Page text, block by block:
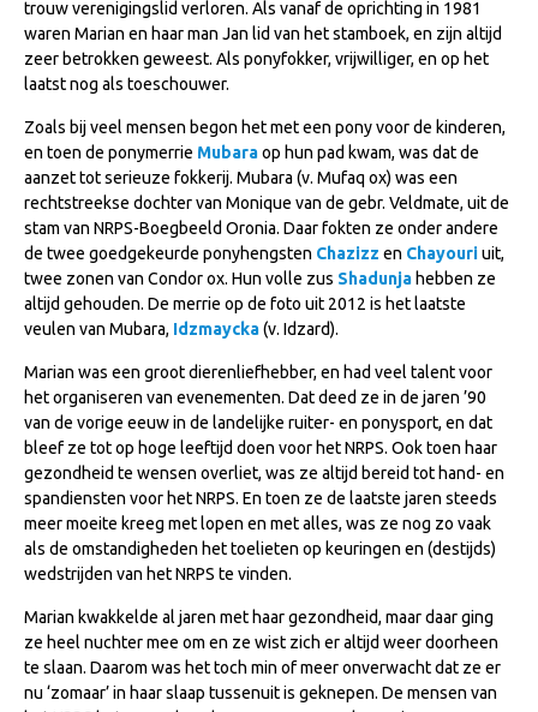
NRPS Select Sale
NRPS Keuringen
Regionale Keuringen
Nationale Keuring
Late Veulenkeuring
ABOP
Sport
Dutch Pony Championship
Evenementen
Arabian Horse Events
Arabissimo
Veulenregistratie
Zoek een NRPS paard
PEDIGREE ONLINE
trouw verenigingslid verloren. Als vanaf de oprichting in 1981
waren Marian en haar man Jan lid van het stamboek, en zijn altijd
zeer betrokken geweest. Als ponyfokker, vrijwilliger, en op het
laatst nog als toeschouwer.
Zoals bij veel mensen begon het met een pony voor de kinderen,
en toen de ponymerrie Mubaraop hun pad kwam, was dat de
aanzet tot serieuze fokkerij. Mubara (v. Mufaq ox) was een
rechtstreekse dochter van Monique van de gebr. Veldmate, uit de
stam van NRPS-Boegbeeld Oronia. Daar fokten ze onder andere
de twee goedgekeurde ponyhengsten Chazizz en Chayouriuit,
twee zonen van Condor ox. Hun volle zus Shadunjahebben ze
altijd gehouden. De merrie op de foto uit 2012 is het laatste
veulen van Mubara, Idzmaycka(v. Idzard).
Marian was een groot dierenliefhebber, en had veel talent voor
het organiseren van evenementen. Dat deed ze in de jaren ’90
van de vorige eeuw in de landelijke ruiter- en ponysport, en dat
bleef ze tot op hoge leeftijd doen voor het NRPS. Ook toen haar
gezondheid te wensen overliet, was ze altijd bereid tot hand- en
spandiensten voor het NRPS. En toen ze de laatste jaren steeds
meer moeite kreeg met lopen en met alles, was ze nog zo vaak
als de omstandigheden het toelieten op keuringen en (destijds)
wedstrijden van het NRPS te vinden.
Marian kwakkelde al jaren met haar gezondheid, maar daar ging
ze heel nuchter mee om en ze wist zich er altijd weer doorheen
te slaan. Daarom was het toch min of meer onverwacht dat ze er
nu ‘zomaar’ in haar slaap tussenuit is geknepen. De mensen van